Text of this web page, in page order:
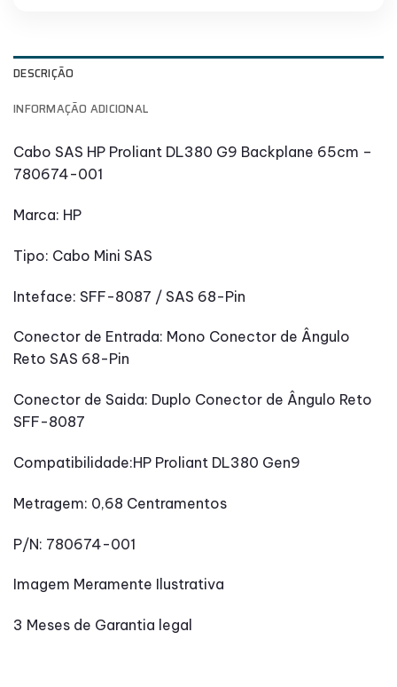
DESCRIÇÃO
INFORMAÇÃO ADICIONAL
Cabo SAS HP Proliant DL380 G9 Backplane 65cm –
780674-001
Marca: HP
Tipo: Cabo Mini SAS
Inteface: SFF-8087 / SAS 68-Pin
Conector de Entrada: Mono Conector de Ângulo
Reto SAS 68-Pin
Conector de Saida: Duplo Conector de Ângulo Reto
SFF-8087
Compatibilidade:HP Proliant DL380 Gen9
Metragem: 0,68 Centramentos
P/N: 780674-001
Imagem Meramente Ilustrativa
3 Meses de Garantia legal